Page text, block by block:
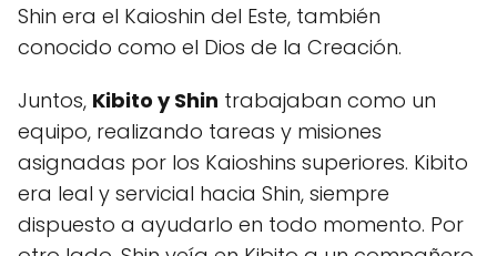
Shin era el Kaioshin del Este, también
conocido como el Dios de la Creación.
Juntos, Kibito y Shin trabajaban como un
equipo, realizando tareas y misiones
asignadas por los Kaioshins superiores. Kibito
era leal y servicial hacia Shin, siempre
dispuesto a ayudarlo en todo momento. Por